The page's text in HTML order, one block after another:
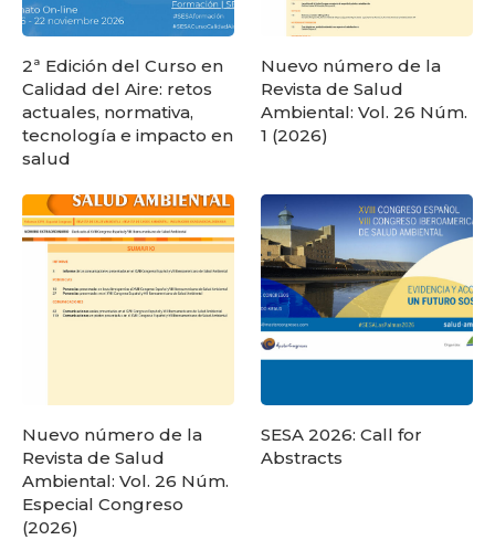
2ª Edición del Curso en
Calidad del Aire: retos
actuales, normativa,
tecnología e impacto en
salud
Nuevo número de la
Revista de Salud
Ambiental: Vol. 26 Núm.
1 (2026)
Nuevo número de la
Revista de Salud
Ambiental: Vol. 26 Núm.
Especial Congreso
(2026)
SESA 2026: Call for
Abstracts